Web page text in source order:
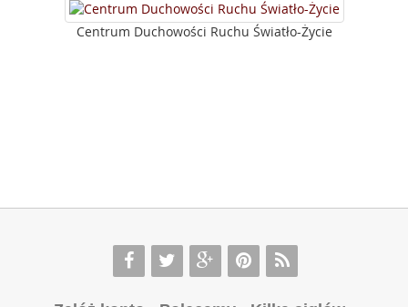
Centrum Duchowości Ruchu Światło-Życie